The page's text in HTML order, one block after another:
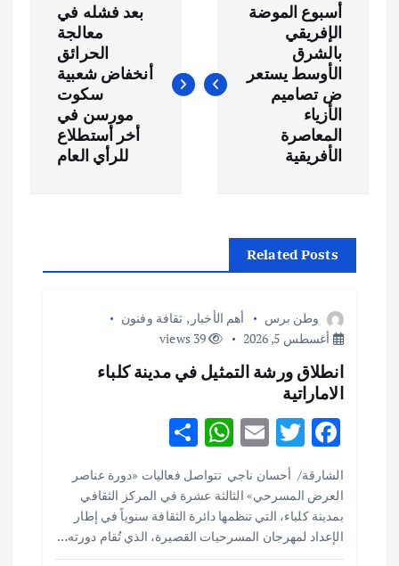
ص
ت
أسبوع الموضة
الإفريقي
بالشرق
الأوسط يستعر
ض تصاميم
الأزياء
المعاصرة
الأفريقية
بعد فشله في
معالجة
الحرائق
أنخفاض شعبية
سكوت
مورسن في
أخر أستطلاع
للرأي العام
Related Posts
وطن برس أهم الأخبار , ثقافة وفنون
أغسطس 5, 2026
39 views
انطلاق ورشة التمثيل في مدينة كلباء
الاماراتية
F
ac
e
b
o
T
w
it
te
r
E
ai
l
W
h
at
s
A
h
ar
e
الشارقة/ أحسان ناجي تتواصل فعاليات «دورة عناصر
العرض المسرحي» الثالثة عشرة في المركز الثقافي
بمدينة كلباء، التي تنظمها دائرة الثقافة سنوياً في إطار
الإعداد لمهرجان المسرحيات القصيرة، الذي تُقام دورته…